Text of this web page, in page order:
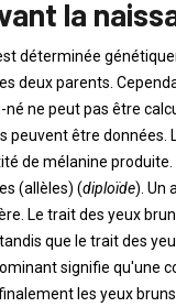
la
déterminée
deux parents.
ne peut pas être
peuvent être données.
de mélanine produite.
(allèles) (diploïde). Un
Le trait des yeux
que le trait des
signifie qu'une
les yeux